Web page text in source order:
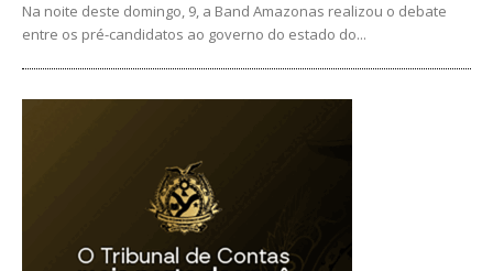
Na noite deste domingo, 9, a Band Amazonas realizou o debate
entre os pré-candidatos ao governo do estado do...